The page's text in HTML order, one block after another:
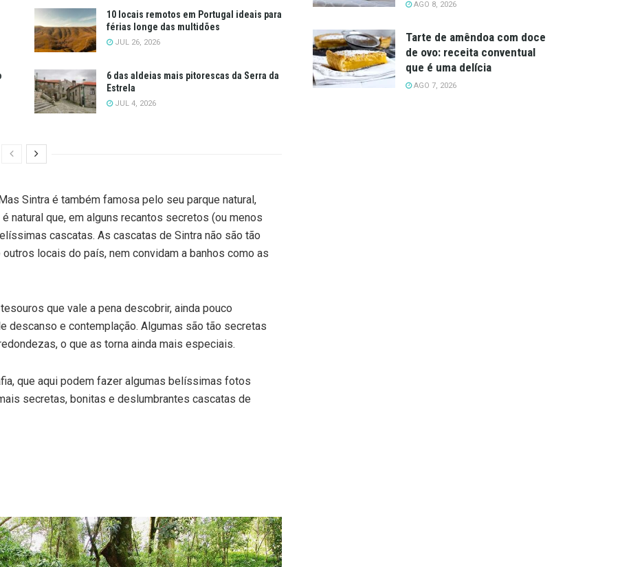
10 locais remotos em Portugal ideais para
férias longe das multidões
JUL 26, 2026
6 das aldeias mais pitorescas da Serra da
Estrela
JUL 4, 2026
Sintra é também famosa pelo seu parque natural,
natural que, em alguns recantos secretos (ou menos
cascatas. As cascatas de Sintra não são tão
locais do país, nem convidam a banhos como as
que vale a pena descobrir, ainda pouco
descanso e contemplação. Algumas são tão secretas
o que as torna ainda mais especiais.
que aqui podem fazer algumas belíssimas fotos
secretas, bonitas e deslumbrantes cascatas de
AGO 8, 2026
Tarte de amêndoa com doce
de ovo: receita conventual
que é uma delícia
AGO 7, 2026